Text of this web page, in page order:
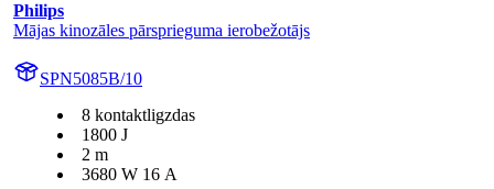
Philips
Mājas kinozāles pārsprieguma ierobežotājs
SPN5085B/10
8 kontaktligzdas
1800 J
2 m
3680 W 16 A